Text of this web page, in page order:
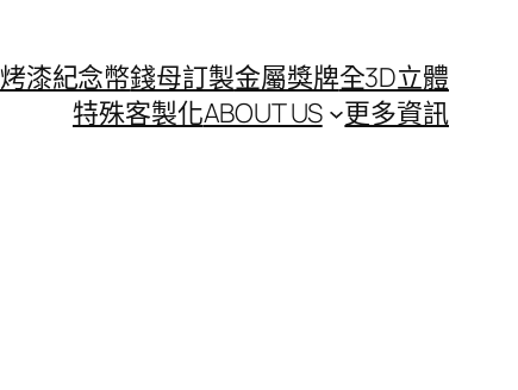
烤漆紀念幣錢母訂製金屬獎牌全3D立體
特殊客製化ABOUT US 更多資訊